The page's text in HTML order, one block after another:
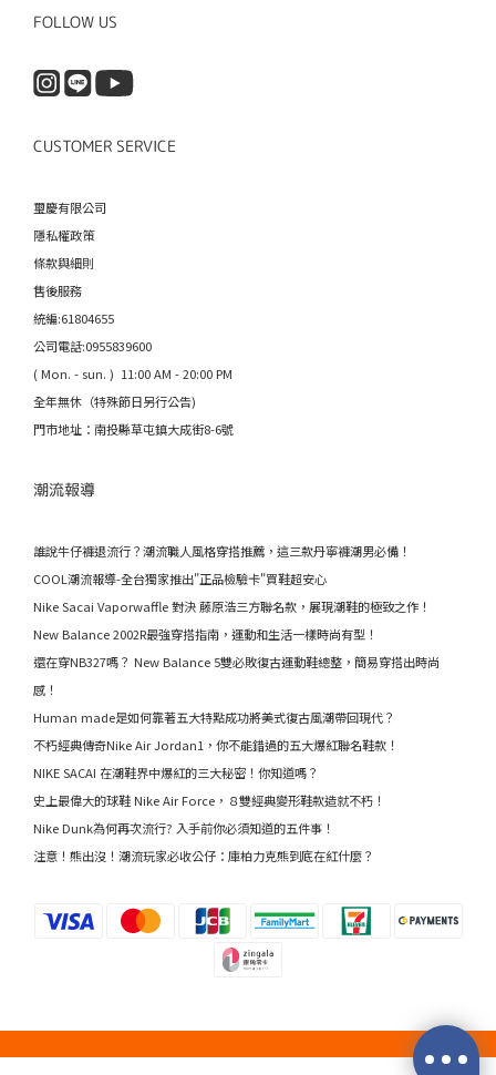
FOLLOW US
CUSTOMER SERVICE
璽慶有限公司
隱私權政策
條款與細則
售後服務
統編:61804655
公司電話:0955839600
( Mon. - sun. ) 11:00 AM - 20:00 PM
全年無休（特殊節日另行公告)
門市地址：南投縣草屯鎮大成街8-6號
潮流報導
誰說牛仔褲退流行？潮流職人風格穿搭推薦，這三款丹寧褲潮男必備！
COOL潮流報導-全台獨家推出"正品檢驗卡"買鞋超安心
Nike Sacai Vaporwaffle 對決 藤原浩三方聯名款，展現潮鞋的極致之作！
New Balance 2002R最強穿搭指南，運動和生活一樣時尚有型！
還在穿NB327嗎？ New Balance 5雙必敗復古運動鞋總整，簡易穿搭出時尚
感！
Human made是如何靠著五大特點成功將美式復古風潮帶回現代？
不朽經典傳奇Nike Air Jordan1，你不能錯過的五大爆紅聯名鞋款！
NIKE SACAI 在潮鞋界中爆紅的三大秘密！你知道嗎？
史上最偉大的球鞋 Nike Air Force，８雙經典變形鞋款造就不朽！
Nike Dunk為何再次流行? 入手前你必須知道的五件事！
注意！熊出沒！潮流玩家必收公仔：庫柏力克熊到底在紅什麼？